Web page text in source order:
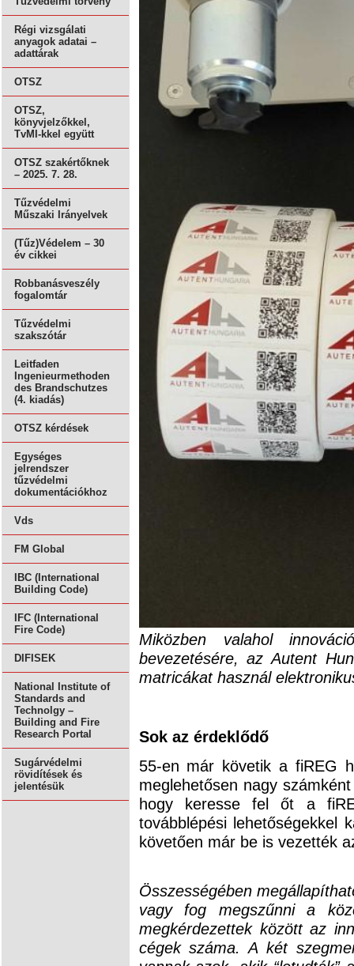
Régi vizsgálati
anyagok adatai –
adattárak
OTSZ
OTSZ,
könyvjelzőkkel,
TvMI-kkel együtt
OTSZ szakértőknek
– 2025. 7. 28.
Tűzvédelmi
Műszaki Irányelvek
(Tűz)Védelem – 30
év cikkei
Robbanásveszély
fogalomtár
Tűzvédelmi
szakszótár
Leitfaden
Ingenieurmethoden
des Brandschutzes
(4. kiadás)
OTSZ kérdések
Egységes
jelrendszer
tűzvédelmi
dokumentációkhoz
Vds
FM Global
IBC (International
Building Code)
IFC (International
Fire Code)
DIFISEK
National Institute of
Standards and
Technolgy –
Building and Fire
Research Portal
Sugárvédelmi
rövidítések és
jelentésük
Miközben valahol
bevezetésére, az Autent
matricákat használ
Sok az érdeklődő
55-en már követik a fiREG
meglehetősen nagy
hogy keresse fel őt a
továbblépési lehetőségekkel
követően már be is vezették
Összességében
vagy fog megszűnni a
megkérdezettek között az
cégek száma. A két